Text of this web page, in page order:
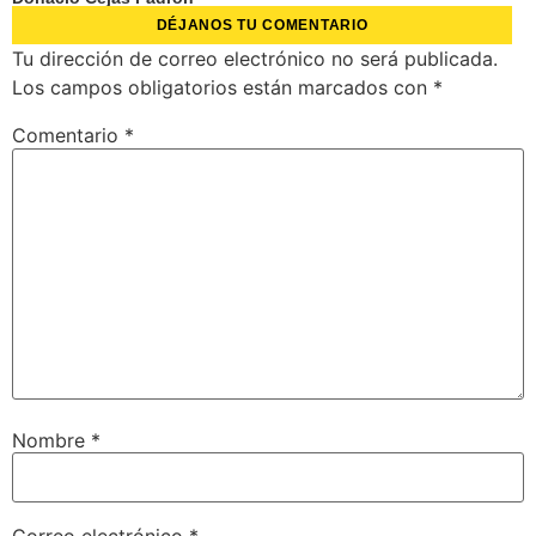
DÉJANOS TU COMENTARIO
Tu dirección de correo electrónico no será publicada.
Los campos obligatorios están marcados con *
Comentario *
Nombre *